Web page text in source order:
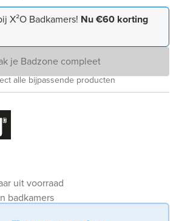
uit voorraad
badkamers
X²O Badkamers! Nu €60 korting
je Badzone compleet
alle bijpassende producten